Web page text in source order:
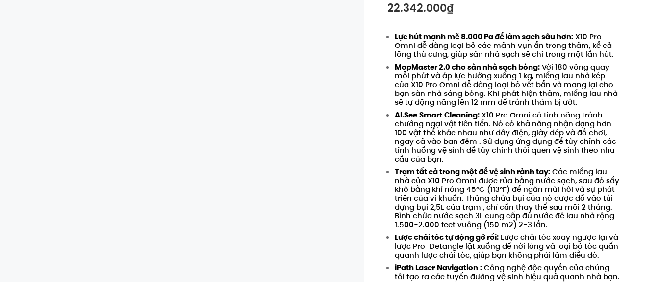
22.342.000₫
Tắt
Mã số:
SAO CHÉP
Lực hút mạnh mẽ 8.000 Pa để làm sạch sâu hơn: X10 Pro
Omni dễ dàng loại bỏ các mảnh vụn ẩn trong thảm, kể cả
lông thú cưng, giúp sàn nhà sạch sẽ chỉ trong một lần hút.
MopMaster 2.0 cho sàn nhà sạch bóng:Với 180 vòng quay
mỗi phút và áp lực hướng xuống 1 kg, miếng lau nhà kép
của X10 Pro Omni dễ dàng loại bỏ vết bẩn và mang lại cho
bạn sàn nhà sáng bóng. Khi phát hiện thảm, miếng lau nhà
sẽ tự động nâng lên 12 mm để tránh thảm bị ướt.
AI.SeeSmartCleaning: X10 Pro Omni có tính năng tránh
chướng ngại vật tiên tiến. Nó có khả năng nhận dạng hơn
100 vật thể khác nhau như dây điện, giày dép và đồ chơi,
ngay cả vào ban đêm . Sử dụng ứng dụng để tùy chỉnh các
tình huống vệ sinh để tùy chỉnh thói quen vệ sinh theo nhu
cầu của bạn.
Trạm tất cả trong một để vệ sinh rảnh tay:Các miếng lau
nhà của X10 Pro Omni được rửa bằng nước sạch, sau đó sấy
khô bằng khí nóng 45°C (113°F) để ngăn mùi hôi và sự phát
triển của vi khuẩn. Thùng chứa bụi của nó được đổ vào túi
đựng bụi 2,5L của trạm ,chỉ cần thay thế sau mỗi 2 tháng.
Bình chứa nước sạch 3L cung cấp đủ nước để lau nhà rộng
1.500-2.000 feet vuông (150 m2) 2-3 lần.
Lược chải tóc tự động gỡ rối: Lược chải tóc xoay ngược lại và
lược Pro-Detangle lật xuống để nới lỏng và loại bỏ tóc quấn
quanh lược chải tóc, giúp bạn không phải làm điều đó.
iPath Laser Navigation:Công nghệ độc quyền của chúng
tôi tạo ra các tuyến đường vệ sinh hiệu quả quanh nhà bạn.